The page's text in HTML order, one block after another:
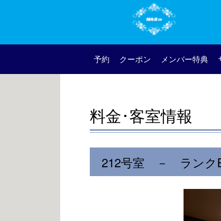
予約 クーポン メンバー特典
料金･客室情報
212号室 － ランク